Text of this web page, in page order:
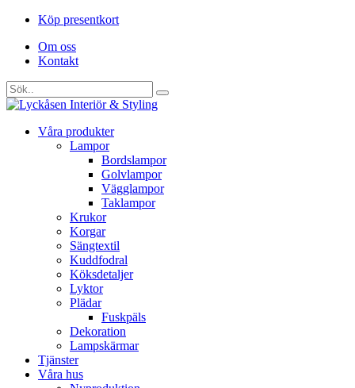
Köp presentkort
Om oss
Kontakt
Våra produkter
Lampor
Bordslampor
Golvlampor
Vägglampor
Taklampor
Krukor
Korgar
Sängtextil
Kuddfodral
Köksdetaljer
Lyktor
Plädar
Fuskpäls
Dekoration
Lampskärmar
Tjänster
Våra hus